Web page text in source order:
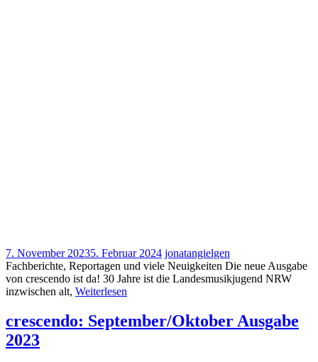
7. November 20235. Februar 2024 jonatangielgen
Fachberichte, Reportagen und viele Neuigkeiten Die neue Ausgabe
von crescendo ist da! 30 Jahre ist die Landesmusikjugend NRW
inzwischen alt, Weiterlesen
crescendo: September/Oktober Ausgabe
2023